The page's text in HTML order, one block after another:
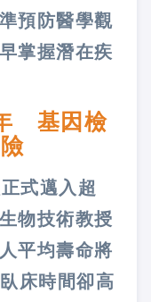
預防醫學觀
掌握潛在疾
基因檢
式邁入超
物技術教授
平均壽命將
床時間卻高